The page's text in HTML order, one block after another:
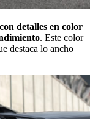
detalles en color
. Este color
destaca lo ancho